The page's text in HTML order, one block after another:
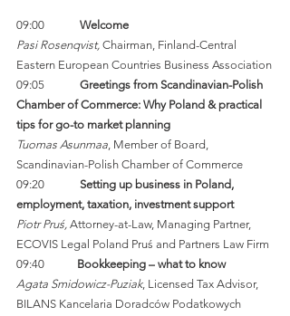
09:00 Welcome
Pasi Rosenqvist, Chairman, Finland-Central
Eastern European Countries Business Association
09:05 Greetings from Scandinavian-Polish
Chamber of Commerce: Why Poland & practical
tips for go-to market planning
Tuomas Asunmaa, Member of Board,
Scandinavian-Polish Chamber of Commerce
09:20 Setting up business in Poland,
employment, taxation, investment support
Piotr Pruś, Attorney-at-Law, Managing Partner,
ECOVIS Legal Poland Pruś and Partners Law Firm
09:40 Bookkeeping – what to know
Agata Smidowicz-Puziak, Licensed Tax Advisor,
BILANS Kancelaria Doradców Podatkowych